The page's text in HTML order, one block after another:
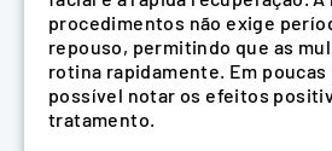
procedimentos não exige
repouso, permitindo que as
rotina rapidamente. Em poucas
possível notar os efeitos
tratamento.